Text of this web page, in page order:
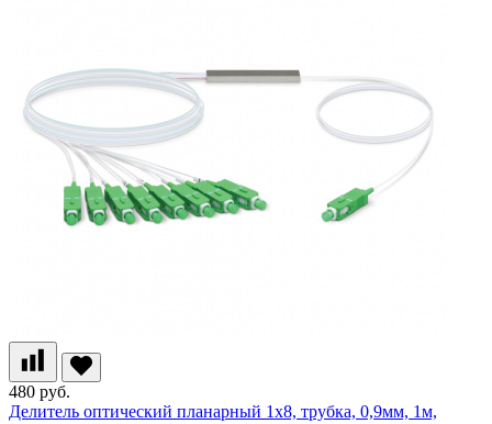
480 руб.
Делитель оптический планарный 1х8, трубка, 0,9мм, 1м,